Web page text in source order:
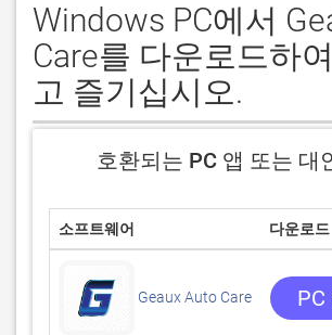
Windows PC에서
Care를 다운로드하
고 즐기십시오.
호환되는 PC 앱 또는 대
소프트웨어 다운로드
Geaux Auto Care PC